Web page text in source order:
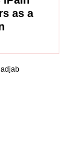
as a